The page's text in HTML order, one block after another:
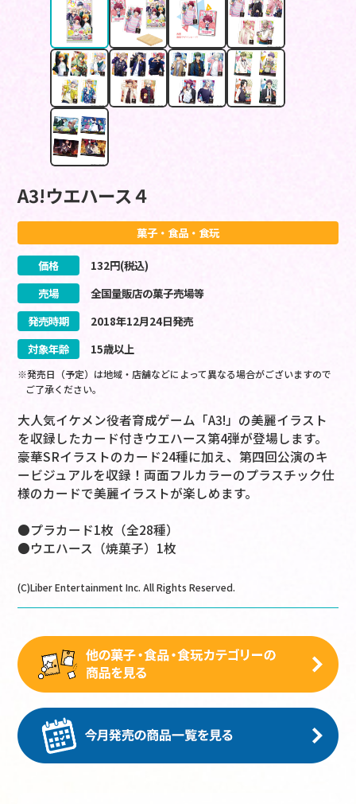
A3!ウエハース４
菓子・食品・食玩
価格 132円(税込)
売場
全国量販店の菓子売場等
発売時期
2018年12月24日発売
対象年齢
15歳以上
※発売日（予定）は地域・店舗などによって異なる場合がございますので
ご了承ください。
大人気イケメン役者育成ゲーム「A3!」の美麗イラスト
を収録したカード付きウエハース第4弾が登場します。
豪華SRイラストのカード24種に加え、第四回公演のキ
ービジュアルを収録！両面フルカラーのプラスチック仕
様のカードで美麗イラストが楽しめます。
●プラカード1枚（全28種）
●ウエハース（焼菓子）1枚
(C)Liber Entertainment Inc. All Rights Reserved.